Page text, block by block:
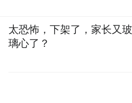
太恐怖，下架了，家长又玻
璃心了？